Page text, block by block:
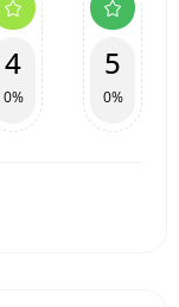
4
0%
5
0%